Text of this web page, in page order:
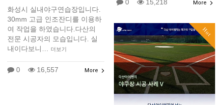
화성시 실내야구연습장입니다.
30mm 고급 인조잔디를 이용하
여 작업을 하였습니다.다산의
전문 시공자의 모습입니다. 실
내이다보니…
더보기
0 16,557 More
0 15,218 More
Hot